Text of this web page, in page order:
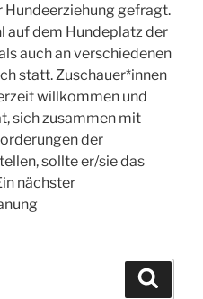
gefragt.
auf dem Hundeplatz der
auch an verschiedenen
statt. Zuschauer*innen
willkommen und
sich zusammen mit
der
sollte er/sie das
nächster